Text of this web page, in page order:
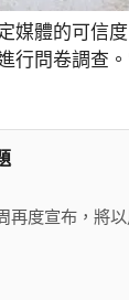
媒體的可信
行問卷調查
度宣布，將